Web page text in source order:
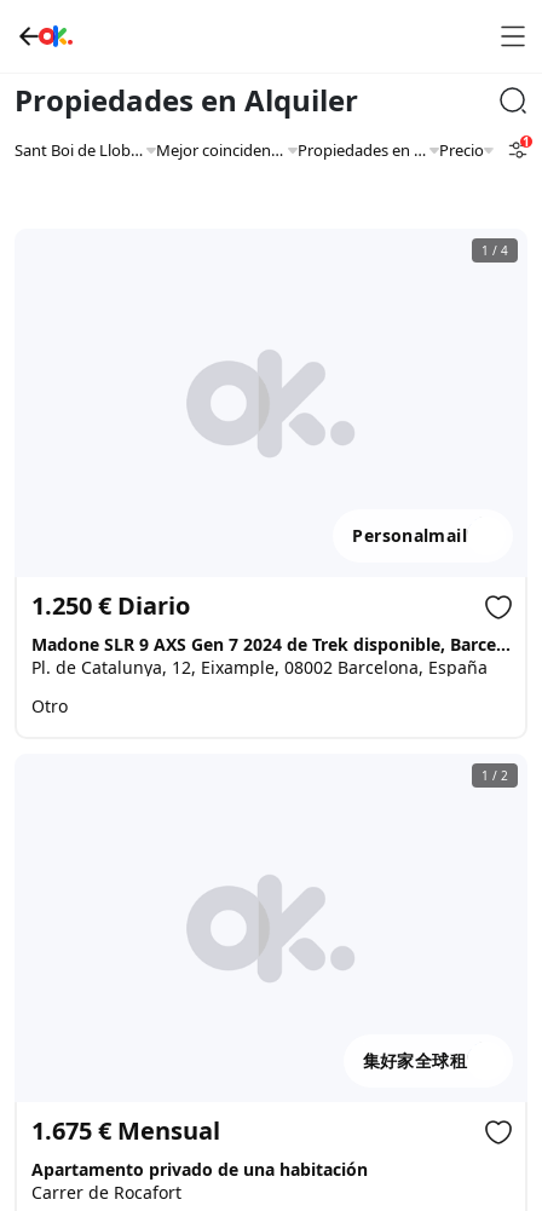
Propiedades en Alquiler
Sant Boi de Llobregat Mejor coincidencia Propiedades en Alquiler Precio 1
1 / 4
Personalmail
1.250 € Diario
Madone SLR 9 AXS Gen 7 2024 de Trek disponible, Barcelona Super chat :+639071869313
Pl. de Catalunya, 12, Eixample, 08002 Barcelona, España
Otro
1 / 2
集好家全球租
1.675 € Mensual
Apartamento privado de una habitación
Carrer de Rocafort